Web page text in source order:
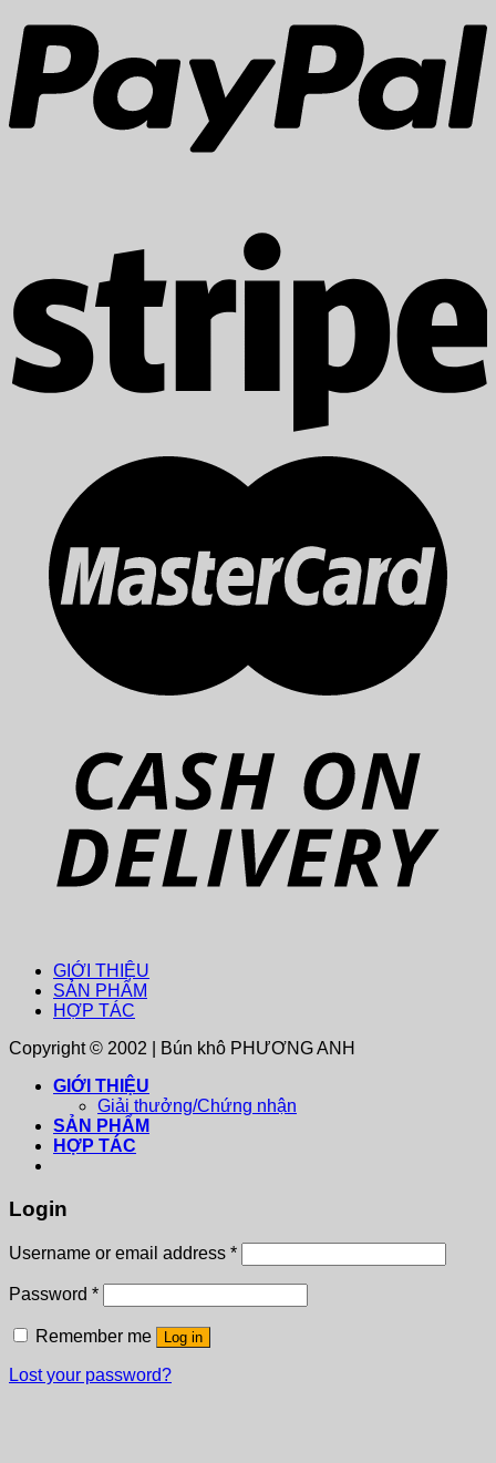
GIỚI THIỆU
SẢN PHẨM
HỢP TÁC
Copyright © 2002 | Bún khô PHƯƠNG ANH
GIỚI THIỆU
Giải thưởng/Chứng nhận
SẢN PHẨM
HỢP TÁC
Login
Username or email address *
Password *
Remember me Log in
Lost your password?